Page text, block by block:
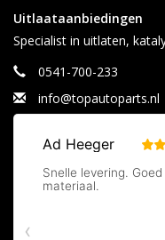
Uitlaataanbiedingen
Specialist in uitlaten,
0541-700-233
info@topautoparts.nl